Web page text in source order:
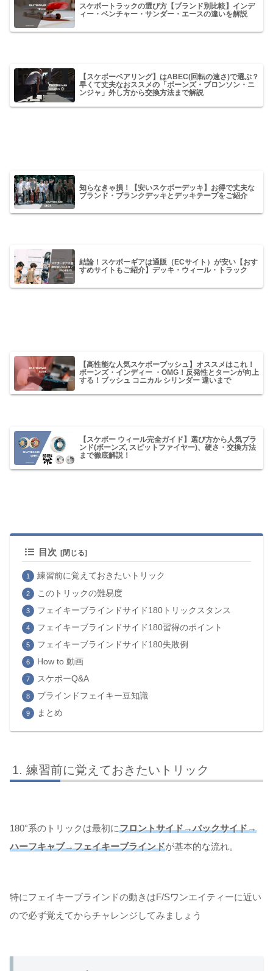
スケボートラックの選び方【ブランド別比較】インデ
ィー・ベンチャー・サンダー・エースの違いを解説
【スケボーベアリング】はABEC(回転の速さ)で選ぶ？
早くて丈夫なおススメの「ボーンズ・ブロンソン・ニ
ンジャ」外し方から交換方法まで解説
知らなきゃ損！【安いスケボーデッキ】お得で丈夫な
ブランド・ブランクデッキとデッキテープをご紹介
結論！スケボーギアは通販（ECサイト）が安い【おす
すめサイトもご紹介】デッキ・ウィール・トラック
【高性能な人気スケボーブッシュ】オススメはこれ！
ボーンズ・インディー ・OMG！反発性とターンが向上
する！ブッシュ コニカル シリンダー 違いまで
【スケボー ウィール完全ガイド】選び方から人気ブラ
ンド(ボーンズ, スピットファイヤー)、硬さ・交換方法
まで徹底解説！
目次
練習前に覚えておきたいトリック
このトリックの難易度
フェイキーブラインドサイド180トリックスタンス
フェイキーブラインドサイド180習得のポイント
フェイキーブラインドサイド180失敗例
How to 動画
スケボーQ&A
ブラインドフェイキー豆知識
まとめ
練習前に覚えておきたいトリック
180°系のトリックは最初にフロントサイド→バックサイド→
ハーフキャブ→フェイキーブラインドが基本的な流れ。
特にフェイキーブラインドの動きはF/Sワンエイティーに近い
ので必ず覚えてからチャレンジしてみましょう